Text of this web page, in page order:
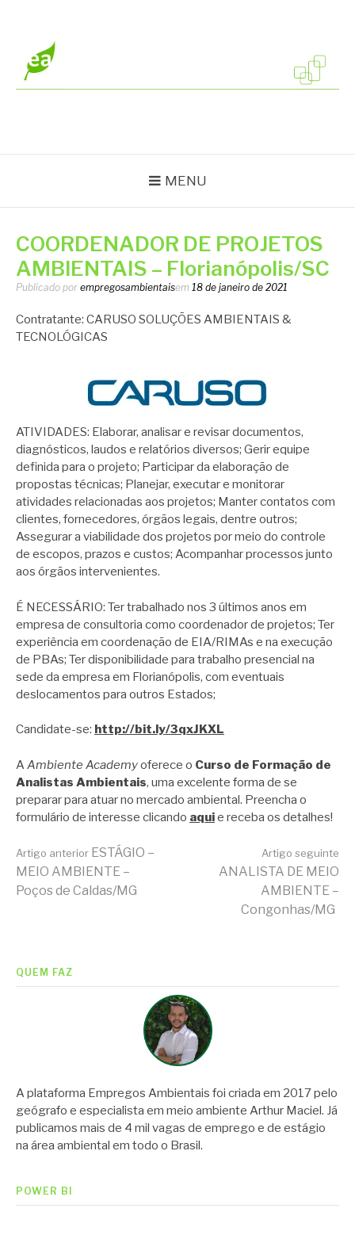
conteúdo
MENU
COORDENADOR DE PROJETOS
AMBIENTAIS – Florianópolis/SC
Publicado por empregosambientaisem 18 de janeiro de 2021
Contratante: CARUSO SOLUÇÕES AMBIENTAIS &
TECNOLÓGICAS
ATIVIDADES: Elaborar, analisar e revisar documentos,
diagnósticos, laudos e relatórios diversos; Gerir equipe
definida para o projeto; Participar da elaboração de
propostas técnicas; Planejar, executar e monitorar
atividades relacionadas aos projetos; Manter contatos com
clientes, fornecedores, órgãos legais, dentre outros;
Assegurar a viabilidade dos projetos por meio do controle
de escopos, prazos e custos; Acompanhar processos junto
aos órgãos intervenientes.
É NECESSÁRIO: Ter trabalhado nos 3 últimos anos em
empresa de consultoria como coordenador de projetos; Ter
experiência em coordenação de EIA/RIMAs e na execução
de PBAs; Ter disponibilidade para trabalho presencial na
sede da empresa em Florianópolis, com eventuais
deslocamentos para outros Estados;
Candidate-se: http://bit.ly/3qxJKXL
AAmbiente Academyoferece o Curso de Formação de
Analistas Ambientais, uma excelente forma de se
preparar para atuar no mercado ambiental. Preencha o
formulário de interesse clicando aquie receba os detalhes!
Continue
Artigo anterior ESTÁGIO –
MEIO AMBIENTE –
Poços de Caldas/MG
Artigo seguinte
ANALISTA DE MEIO
AMBIENTE –
Congonhas/MG
QUEM FAZ
A plataforma Empregos Ambientais foi criada em 2017 pelo
geógrafo e especialista em meio ambiente Arthur Maciel. Já
publicamos mais de 4 mil vagas de emprego e de estágio
na área ambiental em todo o Brasil.
POWER BI